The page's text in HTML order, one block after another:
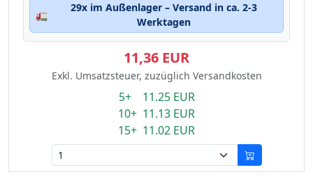
🚛
29x im Außenlager – Versand in ca. 2-3
Werktagen
11,36 EUR
Exkl. Umsatzsteuer, zuzüglich Versandkosten
5+ 11.25 EUR
10+ 11.13 EUR
15+ 11.02 EUR